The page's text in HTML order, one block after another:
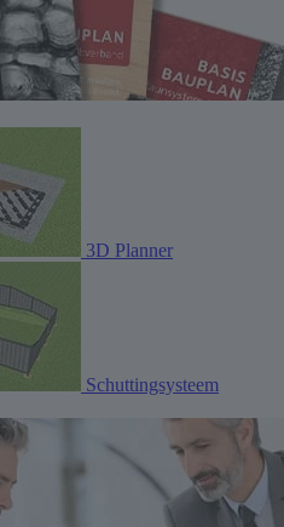
3D Planner
Schuttingsysteem